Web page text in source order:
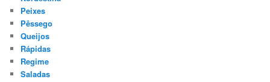
Peixes
Pêssego
Queijos
Rápidas
Regime
Saladas